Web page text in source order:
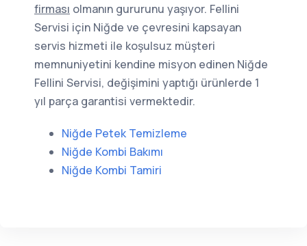
firması olmanın gururunu yaşıyor. Fellini
Servisi için Niğde ve çevresini kapsayan
servis hizmeti ile koşulsuz müşteri
memnuniyetini kendine misyon edinen Niğde
Fellini Servisi, değişimini yaptığı ürünlerde 1
yıl parça garantisi vermektedir.
Niğde Petek Temizleme
Niğde Kombi Bakımı
Niğde Kombi Tamiri